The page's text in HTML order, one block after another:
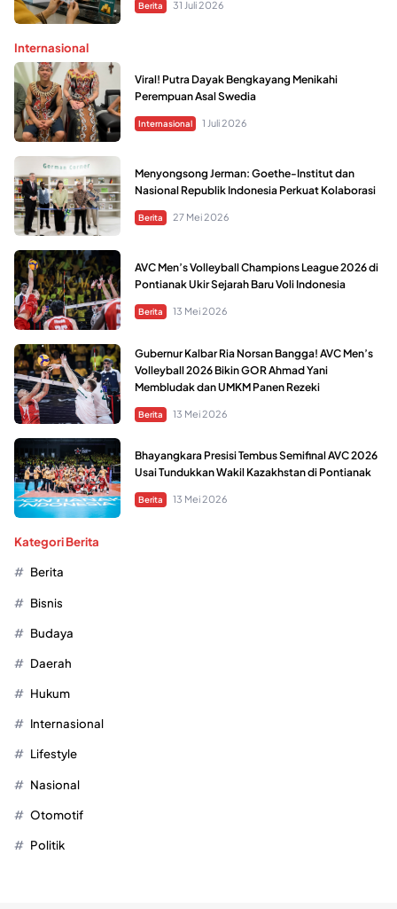
Berita 31 Juli 2026
Internasional
Viral! Putra Dayak Bengkayang Menikahi
Perempuan Asal Swedia
Internasional 1 Juli 2026
Menyongsong Jerman: Goethe-Institut dan
Nasional Republik Indonesia Perkuat Kolaborasi
Berita 27 Mei 2026
AVC Men’s Volleyball Champions League 2026 di
Pontianak Ukir Sejarah Baru Voli Indonesia
Berita 13 Mei 2026
Gubernur Kalbar Ria Norsan Bangga! AVC Men’s
Volleyball 2026 Bikin GOR Ahmad Yani
Membludak dan UMKM Panen Rezeki
Berita 13 Mei 2026
Bhayangkara Presisi Tembus Semifinal AVC 2026
Usai Tundukkan Wakil Kazakhstan di Pontianak
Berita 13 Mei 2026
Kategori Berita
Berita
Bisnis
Budaya
Daerah
Hukum
Internasional
Lifestyle
Nasional
Otomotif
Politik